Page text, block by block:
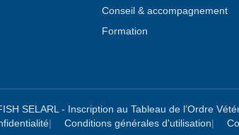
Conseil & accompagnement
Formation
SELARL - Inscription au Tableau de l’Ordre
Conditions générales d'utilisation